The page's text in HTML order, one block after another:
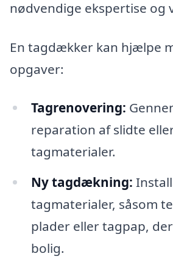
nødvendige ekspertise og
En tagdækker kan hjælpe
opgaver:
Tagrenovering:
reparation af slidte
tagmaterialer.
Ny tagdækning:
tagmaterialer, såsom
plader eller tagpap,
bolig.